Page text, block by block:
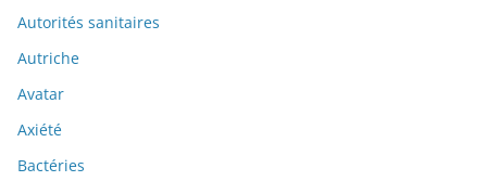
Autorités sanitaires
Autriche
Avatar
Axiété
Bactéries